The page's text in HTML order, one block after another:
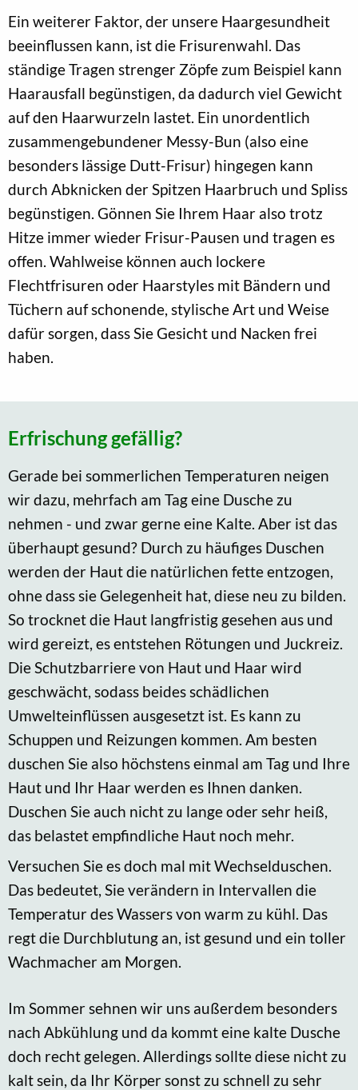
Ein weiterer Faktor, der unsere Haargesundheit
beeinflussen kann, ist die Frisurenwahl. Das
ständige Tragen strenger Zöpfe zum Beispiel kann
Haarausfall begünstigen, da dadurch viel Gewicht
auf den Haarwurzeln lastet. Ein unordentlich
zusammengebundener Messy-Bun (also eine
besonders lässige Dutt-Frisur) hingegen kann
durch Abknicken der Spitzen Haarbruch und Spliss
begünstigen. Gönnen Sie Ihrem Haar also trotz
Hitze immer wieder Frisur-Pausen und tragen es
offen. Wahlweise können auch lockere
Flechtfrisuren oder Haarstyles mit Bändern und
Tüchern auf schonende, stylische Art und Weise
dafür sorgen, dass Sie Gesicht und Nacken frei
haben.
Erfrischung gefällig?
Gerade bei sommerlichen Temperaturen neigen
wir dazu, mehrfach am Tag eine Dusche zu
nehmen - und zwar gerne eine Kalte. Aber ist das
überhaupt gesund? Durch zu häufiges Duschen
werden der Haut die natürlichen fette entzogen,
ohne dass sie Gelegenheit hat, diese neu zu bilden.
So trocknet die Haut langfristig gesehen aus und
wird gereizt, es entstehen Rötungen und Juckreiz.
Die Schutzbarriere von Haut und Haar wird
geschwächt, sodass beides schädlichen
Umwelteinflüssen ausgesetzt ist. Es kann zu
Schuppen und Reizungen kommen. Am besten
duschen Sie also höchstens einmal am Tag und Ihre
Haut und Ihr Haar werden es Ihnen danken.
Duschen Sie auch nicht zu lange oder sehr heiß,
das belastet empfindliche Haut noch mehr.
Versuchen Sie es doch mal mit Wechselduschen.
Das bedeutet, Sie verändern in Intervallen die
Temperatur des Wassers von warm zu kühl. Das
regt die Durchblutung an, ist gesund und ein toller
Wachmacher am Morgen.
Im Sommer sehnen wir uns außerdem besonders
nach Abkühlung und da kommt eine kalte Dusche
doch recht gelegen. Allerdings sollte diese nicht zu
kalt sein, da Ihr Körper sonst zu schnell zu sehr